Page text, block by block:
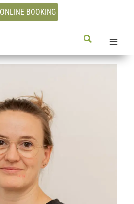
ONLINE BOOKING
Søg